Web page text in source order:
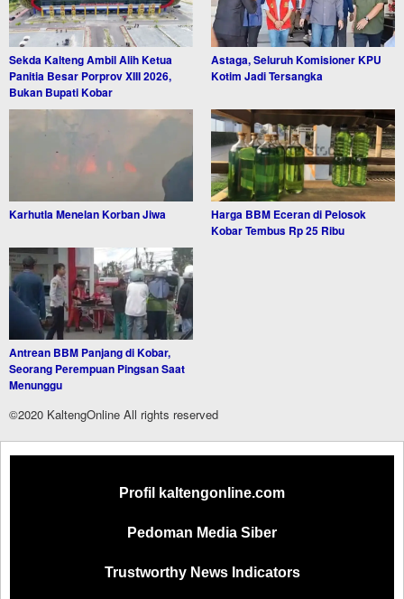
Sekda Kalteng Ambil Alih Ketua
Panitia Besar Porprov XIII 2026,
Bukan Bupati Kobar
Astaga, Seluruh Komisioner KPU
Kotim Jadi Tersangka
Karhutla Menelan Korban Jiwa
Harga BBM Eceran di Pelosok
Kobar Tembus Rp 25 Ribu
Antrean BBM Panjang di Kobar,
Seorang Perempuan Pingsan Saat
Menunggu
©2020 KaltengOnline All rights reserved
Profil kaltengonline.com
Pedoman Media Siber
Trustworthy News Indicators